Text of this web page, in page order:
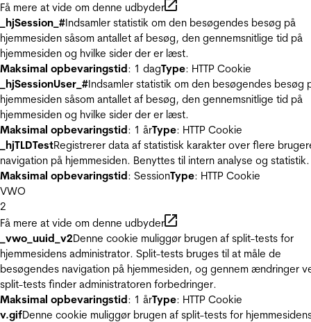
Få mere at vide om denne udbyder
_hjSession_#Indsamler statistik om den besøgendes besøg på
hjemmesiden såsom antallet af besøg, den gennemsnitlige tid på
hjemmesiden og hvilke sider der er læst.
Maksimal opbevaringstid: 1 dagType: HTTP Cookie
_hjSessionUser_#Indsamler statistik om den besøgendes besøg
hjemmesiden såsom antallet af besøg, den gennemsnitlige tid på
hjemmesiden og hvilke sider der er læst.
Maksimal opbevaringstid: 1 årType: HTTP Cookie
_hjTLDTestRegistrerer data af statistisk karakter over flere
navigation på hjemmesiden. Benyttes til intern analyse og statistik.
Maksimal opbevaringstid: SessionType: HTTP Cookie
VWO
2
Få mere at vide om denne udbyder
_vwo_uuid_v2Denne cookie muliggør brugen af split-tests for
hjemmesidens administrator. Split-tests bruges til at måle de
besøgendes navigation på hjemmesiden, og gennem ændringer
split-tests finder administratoren forbedringer.
Maksimal opbevaringstid: 1 årType: HTTP Cookie
v.gifDenne cookie muliggør brugen af split-tests for